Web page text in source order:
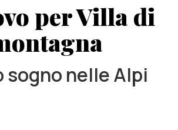
per Villa di
sogno nelle Alpi